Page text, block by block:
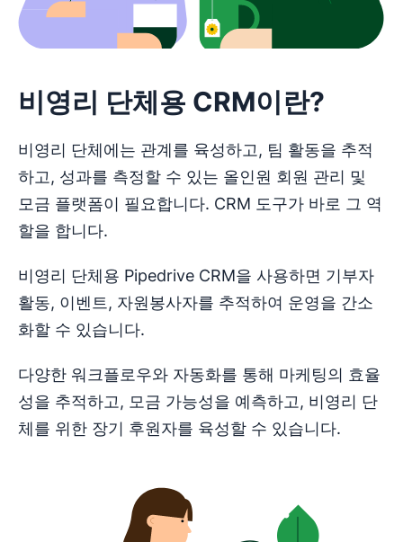
비영리 단체용 CRM이란?
비영리 단체에는 관계를 육성하고, 팀 활동을 추적
하고, 성과를 측정할 수 있는 올인원 회원 관리 및
모금 플랫폼이 필요합니다. CRM 도구가 바로 그 역
할을 합니다.
비영리 단체용 Pipedrive CRM을 사용하면 기부자
활동, 이벤트, 자원봉사자를 추적하여 운영을 간소
화할 수 있습니다.
다양한 워크플로우와 자동화를 통해 마케팅의 효율
성을 추적하고, 모금 가능성을 예측하고, 비영리 단
체를 위한 장기 후원자를 육성할 수 있습니다.